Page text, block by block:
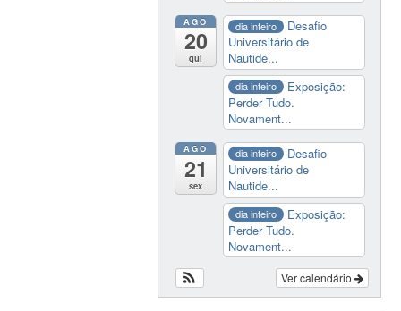
AGO
20
qui
dia inteiro
Desafio
Universitário de
Nautide...
dia inteiro
Exposição:
Perder Tudo.
Novament...
AGO
21
sex
dia inteiro
Desafio
Universitário de
Nautide...
dia inteiro
Exposição:
Perder Tudo.
Novament...
Ver calendário